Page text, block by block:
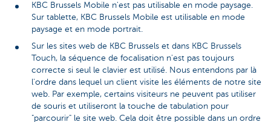
KBC Brussels Mobile n'est pas utilisable en mode paysage.
Sur tablette, KBC Brussels Mobile est utilisable en mode
paysage et en mode portrait.
Sur les sites web de KBC Brussels et dans KBC Brussels
Touch, la séquence de focalisation n'est pas toujours
correcte si seul le clavier est utilisé. Nous entendons par là
l'ordre dans lequel un client visite les éléments de notre site
web. Par exemple, certains visiteurs ne peuvent pas utiliser
de souris et utiliseront la touche de tabulation pour
"parcourir" le site web. Cela doit être possible dans un ordre